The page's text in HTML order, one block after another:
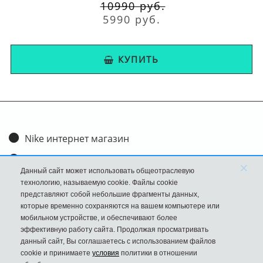
травмирования. Наличие воздушных вставок
обеспечивает пружинистость при
соприкосновении с любой поверхностью.
В комбинациях сочетается кожа и текстиль, с
Натуральные материалы верху придают не
туфли оригинальным дизайном.
Реализуемые размеры – от 36 до 46 во всем
многообразии расцветок и высоты. Линейку
отличает максимальная невесомость,
созданная с использованием новых бесшовных
накладок, они значительно легче предыдущих
культовых образцов. Износу препятствует и
10990 руб.
5990 руб.
КУПИТЬ
Nike интернет магазин
Доставка и оплата
Обмен и возврат
Размеры
FAQ
Новости
Данный сайт может использовать общеотраслевую
технологию, называемую cookie. Файлы cookie
представляют собой небольшие фрагменты данных,
которые временно сохраняются на вашем компьютере или
мобильном устройстве, и обеспечивают более
эффективную работу сайта. Продолжая просматривать
данный сайт, Вы соглашаетесь с использованием файлов
cookie и принимаете условия политики в отношении
×